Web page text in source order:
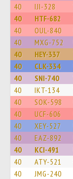
40 IJI-328
40 HTF-682
40 OUL-840
40 MXG-752
40 HEY-337
40 CLK-334
40 SNI-740
40 IKT-134
40 SOK-598
40 UCF-606
40 XEY-527
40 EAZ-892
40 KCI-491
40 ATY-521
40 JMG-240